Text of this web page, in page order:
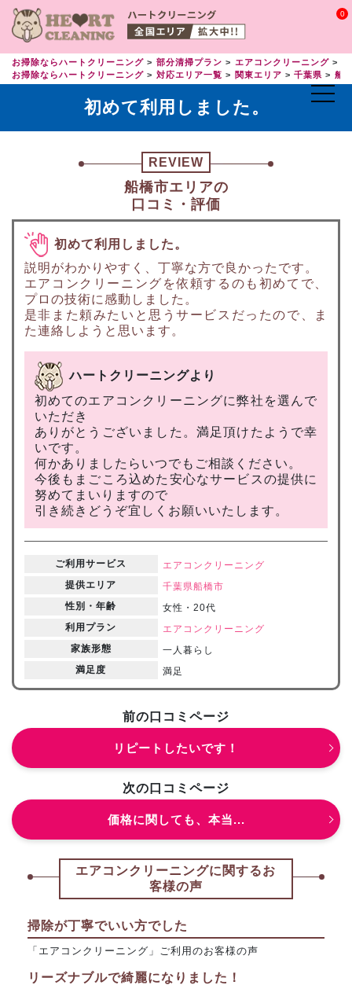
0
お掃除ならハートクリーニング 部分清掃プラン エアコンクリーニング
お掃除ならハートクリーニング
対応エリア一覧 関東エリア 千葉県 船
初めて利用しました。
REVIEW
船橋市エリアの
口コミ・評価
初めて利用しました。
説明がわかりやすく、丁寧な方で良かったです。
エアコンクリーニングを依頼するのも初めてで、
プロの技術に感動しました。
是非また頼みたいと思うサービスだったので、ま
た連絡しようと思います。
ハートクリーニングより
初めてのエアコンクリーニングに弊社を選んで
いただき
ありがとうございました。満足頂けたようで幸
いです。
何かありましたらいつでもご相談ください。
今後もまごころ込めた安心なサービスの提供に
努めてまいりますので
引き続きどうぞ宜しくお願いいたします。
ご利用サービス
エアコンクリーニング
提供エリア
千葉県船橋市
性別・年齢
女性・20代
利用プラン
エアコンクリーニング
家族形態
一人暮らし
満足度
満足
前の口コミページ
リピートしたいです！
次の口コミページ
価格に関しても、本当...
エアコンクリーニングに関するお
客様の声
掃除が丁寧でいい方でした
「エアコンクリーニング」ご利用のお客様の声
リーズナブルで綺麗になりました！